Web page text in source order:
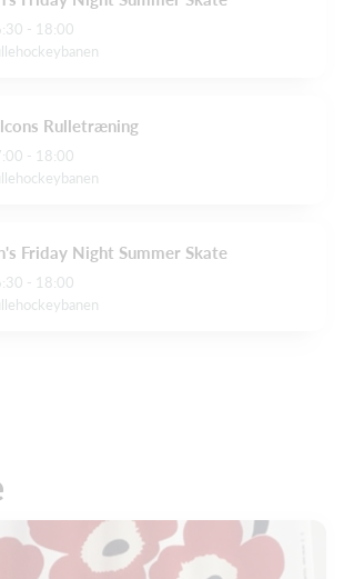
- 18:00
Rulletræning
- 18:00
Friday Night Summer Skate
- 18:00